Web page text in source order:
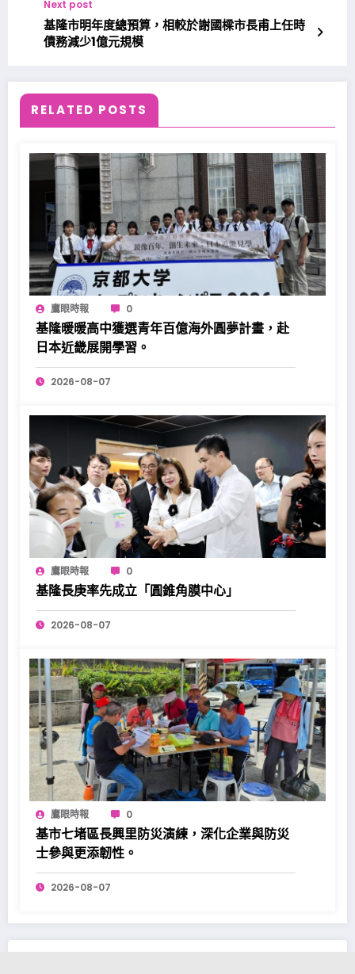
Next post
基隆市明年度總預算，相較於謝國樑市長甫上任時
債務減少1億元規模
RELATED POSTS
鷹眼時報 0
基隆暖暖高中獲選青年百億海外圓夢計畫，赴
日本近畿展開學習。
2026-08-07
鷹眼時報 0
基隆長庚率先成立「圓錐角膜中心」
2026-08-07
鷹眼時報 0
基市七堵區長興里防災演練，深化企業與防災
士參與更添韌性。
2026-08-07